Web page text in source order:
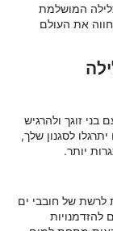
המושלמת
את העולם
זוגך ולהרגיש
לסגנון שלך,
יותר.
לרשת של חובבי ים
להזדמנויות